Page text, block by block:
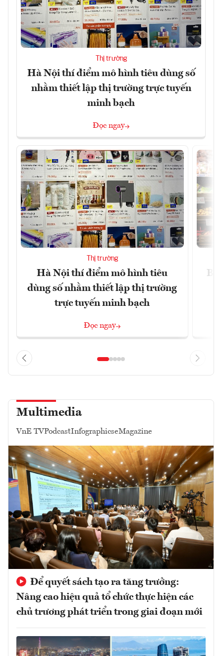
Thị trường
Hà Nội thí điểm mô hình tiêu dùng số
nhằm thiết lập thị trường trực tuyến
minh bạch
Đọc ngay
Thị trường
Hà Nội thí điểm mô hình tiêu
dùng số nhằm thiết lập thị trường
trực tuyến minh bạch
Đọc ngay
Multimedia
VnE TVPodcastInfographicseMagazine
Để quyết sách tạo ra tăng trưởng:
Nâng cao hiệu quả tổ chức thực hiện các
chủ trương phát triển trong giai đoạn mới